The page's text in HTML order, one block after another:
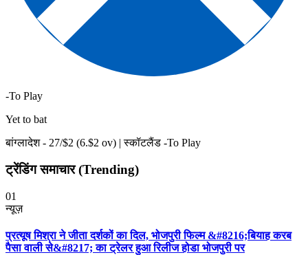
-To Play
Yet to bat
बांग्लादेश - 27/$2 (6.$2 ov) | स्कॉटलैंड -To Play
ट्रेंडिंग समाचार (Trending)
01
न्यूज़
प्रत्यूष मिश्रा ने जीता दर्शकों का दिल, भोजपुरी फिल्म &#8216;बियाह करब
पैसा वाली से&#8217; का ट्रेलर हुआ रिलीज होडा भोजपुरी पर